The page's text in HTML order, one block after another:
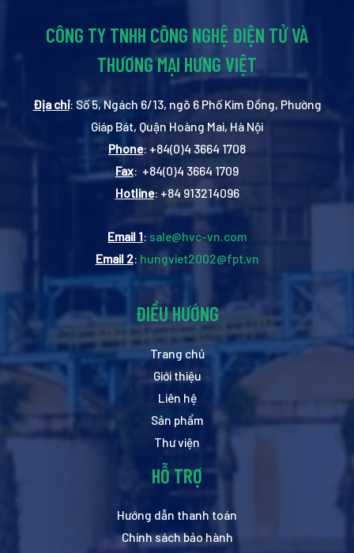
CÔNG TY TNHH CÔNG NGHỆ ĐIỆN TỬ VÀ
THƯƠNG MẠI HƯNG VIỆT
Địa chỉ: Số 5, Ngách 6/13, ngõ 6 Phố Kim Đồng, Phường
Giáp Bát, Quận Hoàng Mai, Hà Nội
Phone: +84(0)4 3664 1708
Fax: +84(0)4 3664 1709
Hotline: +84 913214096
Email 1: sale@hvc-vn.com
Email 2: hungviet2002@fpt.vn
ĐIỀU HƯỚNG
Trang chủ
Giới thiệu
Liên hệ
Sản phẩm
Thư viện
HỖ TRỢ
Hướng dẫn thanh toán
Chính sách bảo hành